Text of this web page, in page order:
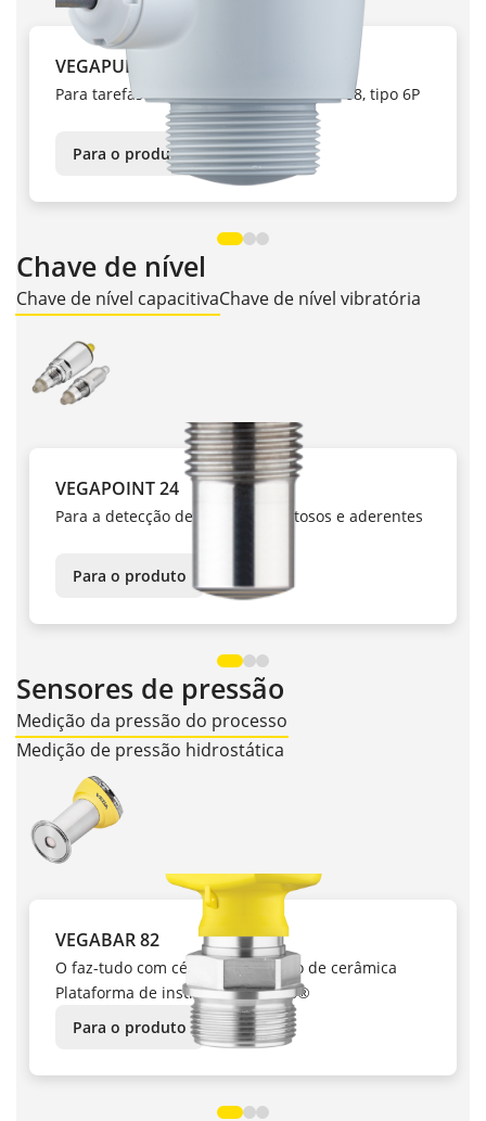
VEGAPULS C 22
Para tarefas de medição padrão, IP66/IP68, tipo 6P
Para o produto
Chave de nível
Chave de nível capacitivaChave de nível vibratória
VEGAPOINT 24
Para a detecção de produtos pastosos e aderentes
Para o produto
Sensores de pressão
Medição da pressão do processo
Medição de pressão hidrostática
VEGABAR 82
O faz-tudo com célula de medição de cerâmica
Plataforma de instrumentos plics®
Para o produto